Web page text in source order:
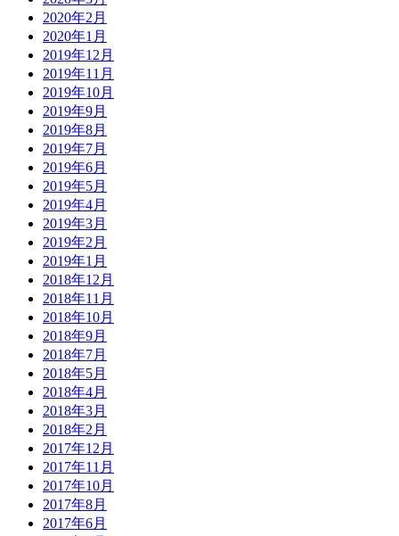
2020年2月
2020年1月
2019年12月
2019年11月
2019年10月
2019年9月
2019年8月
2019年7月
2019年6月
2019年5月
2019年4月
2019年3月
2019年2月
2019年1月
2018年12月
2018年11月
2018年10月
2018年9月
2018年7月
2018年5月
2018年4月
2018年3月
2018年2月
2017年12月
2017年11月
2017年10月
2017年8月
2017年6月